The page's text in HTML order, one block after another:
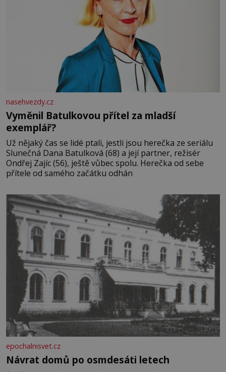
nasehvezdy.cz
Vyměnil Batulkovou přítel za mladší
exemplář?
Už nějaký čas se lidé ptali, jestli jsou herečka ze seriálu
Slunečná Dana Batulková (68) a její partner, režisér
Ondřej Zajíc (56), ještě vůbec spolu. Herečka od sebe
přítele od samého začátku odhán
epochalnisvet.cz
Návrat domů po osmdesáti letech